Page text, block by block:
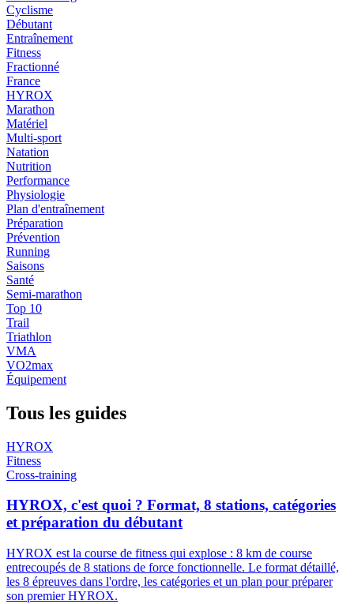
Cyclisme
Débutant
Entraînement
Fitness
Fractionné
France
HYROX
Marathon
Matériel
Multi-sport
Natation
Nutrition
Performance
Physiologie
Plan d'entraînement
Préparation
Prévention
Running
Saisons
Santé
Semi-marathon
Top 10
Trail
Triathlon
VMA
VO2max
Équipement
Tous les guides
HYROX
Fitness
Cross-training
HYROX, c'est quoi ? Format, 8 stations, catégories
et préparation du débutant
HYROX est la course de fitness qui explose : 8 km de course
entrecoupés de 8 stations de force fonctionnelle. Le format détaillé,
les 8 épreuves dans l'ordre, les catégories et un plan pour préparer
son premier HYROX.